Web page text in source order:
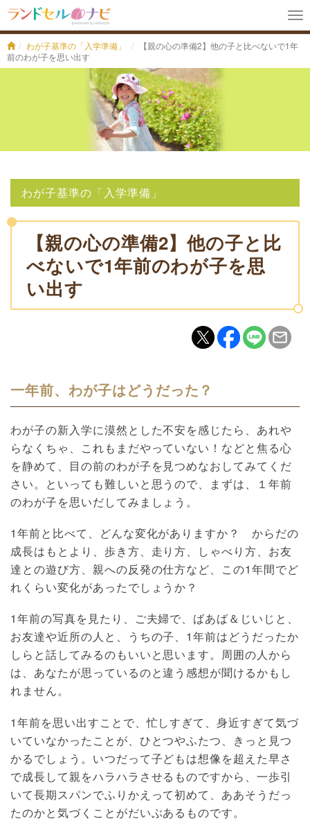
わが子基準の「入学準備」
【親の心の準備2】他の子と比べないで1年
前のわが子を思い出す
わが子基準の「入学準備」
【親の心の準備2】他の子と比
べないで1年前のわが子を思
い出す
一年前、わが子はどうだった？
わが子の新入学に漠然とした不安を感じたら、あれや
らなくちゃ、これもまだやっていない！などと焦る心
を静めて、目の前のわが子を見つめなおしてみてくだ
さい。といっても難しいと思うので、まずは、１年前
のわが子を思いだしてみましょう。
1年前と比べて、どんな変化がありますか？ からだの
成長はもとより、歩き方、走り方、しゃべり方、お友
達との遊び方、親への反発の仕方など、この1年間でど
れくらい変化があったでしょうか？
1年前の写真を見たり、ご夫婦で、ばあば＆じいじと、
お友達や近所の人と、うちの子、1年前はどうだったか
しらと話してみるのもいいと思います。周囲の人から
は、あなたが思っているのと違う感想が聞けるかもし
れません。
1年前を思い出すことで、忙しすぎて、身近すぎて気づ
いていなかったことが、ひとつやふたつ、きっと見つ
かるでしょう。いつだって子どもは想像を超えた早さ
で成長して親をハラハラさせるものですから、一歩引
いて長期スパンでふりかえって初めて、ああそうだっ
たのかと気づくことがだいぶあるものです。